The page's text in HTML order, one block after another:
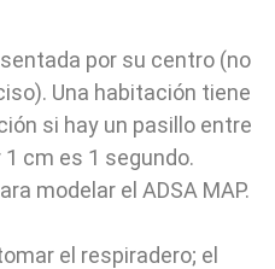
por su centro (no
Una habitación tiene
si hay un pasillo entre
cm es 1 segundo.
modelar el ADSA MAP.
el respiradero; el